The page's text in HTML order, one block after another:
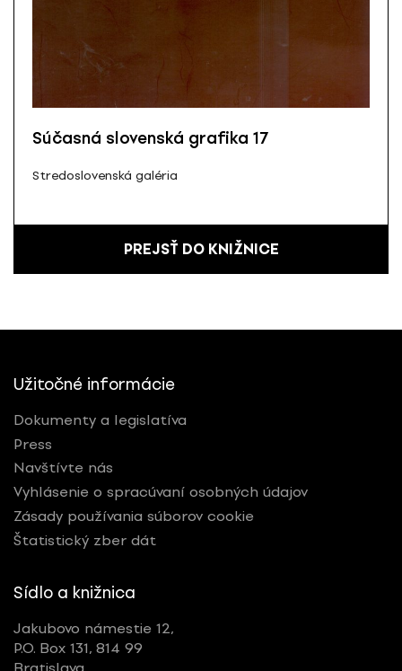
Súčasná slovenská grafika 17
Stredoslovenská galéria
PREJSŤ DO KNIŽNICE
Užitočné informácie
Dokumenty a legislatíva
Press
Navštívte nás
Vyhlásenie o spracúvaní osobných údajov
Zásady používania súborov cookie
Štatistický zber dát
Sídlo a knižnica
Jakubovo námestie 12,
P.O. Box 131, 814 99